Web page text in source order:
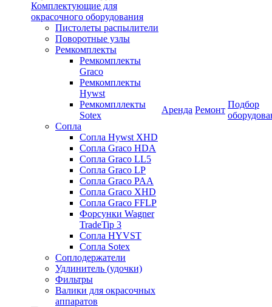
Комплектующие для
окрасочного оборудования
Пистолеты распылители
Поворотные узлы
Ремкомплекты
Ремкомплекты
Graco
Ремкомплекты
Hywst
Ремкомпллекты
Sotex
Сопла
Сопла Hywst XHD
Сопла Graco HDA
Сопла Graco LL5
Сопла Graco LP
Сопла Graco PAA
Сопла Graco XHD
Сопла Graco FFLP
Форсунки Wagner
TradeTip 3
Сопла HYVST
Сопла Sotex
Соплодержатели
Удлинитель (удочки)
Фильтры
Валики для окрасочных
аппаратов
Аренда Ремонт
Подбор